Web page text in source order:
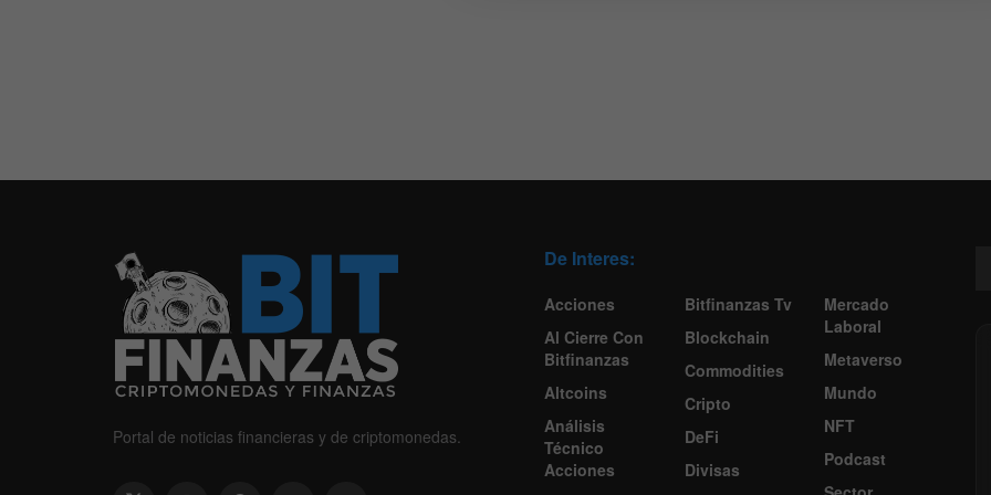
Portal de noticias financieras y de criptomonedas.
De Interes:
Acciones
Al Cierre Con
Bitfinanzas
Altcoins
Análisis
Técnico
Acciones
Bitfinanzas Tv
Blockchain
Commodities
Cripto
DeFi
Divisas
Mercado
Laboral
Metaverso
Mundo
NFT
Podcast